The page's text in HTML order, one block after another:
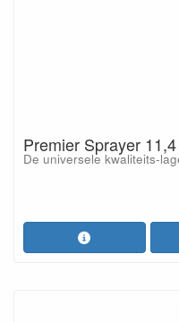
Premier Sprayer
De universele kwaliteits-